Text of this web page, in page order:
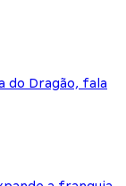
do Dragão, fala